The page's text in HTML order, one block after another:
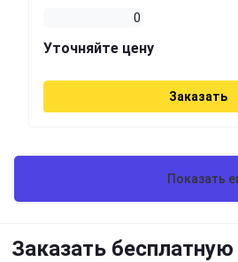
0
Уточняйте цену
Заказать
Показать
Заказать